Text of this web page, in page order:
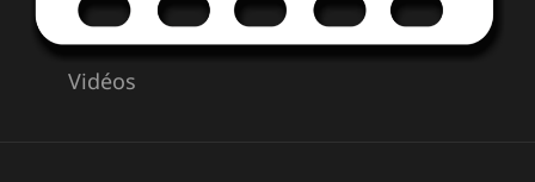
Vidéos